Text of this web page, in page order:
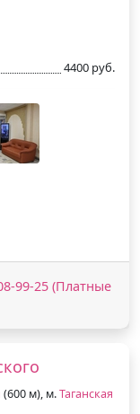
4400 руб.
99-25 (Платные
(600 м), м.Таганская